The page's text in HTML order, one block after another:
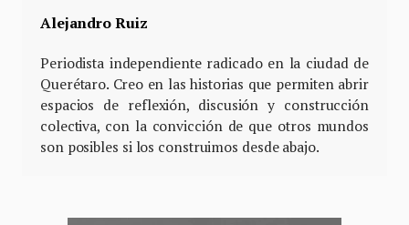
Alejandro Ruiz
Periodista independiente radicado en la ciudad de
Querétaro. Creo en las historias que permiten abrir
espacios de reflexión, discusión y construcción
colectiva, con la convicción de que otros mundos
son posibles si los construimos desde abajo.